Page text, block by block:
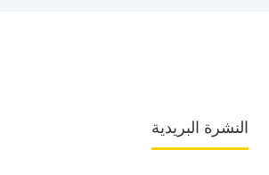
النشرة البريدية